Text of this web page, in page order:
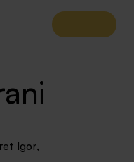
Igor,